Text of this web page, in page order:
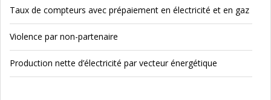
Taux de compteurs avec prépaiement en électricité et en gaz
Violence par non-partenaire
Production nette d’électricité par vecteur énergétique